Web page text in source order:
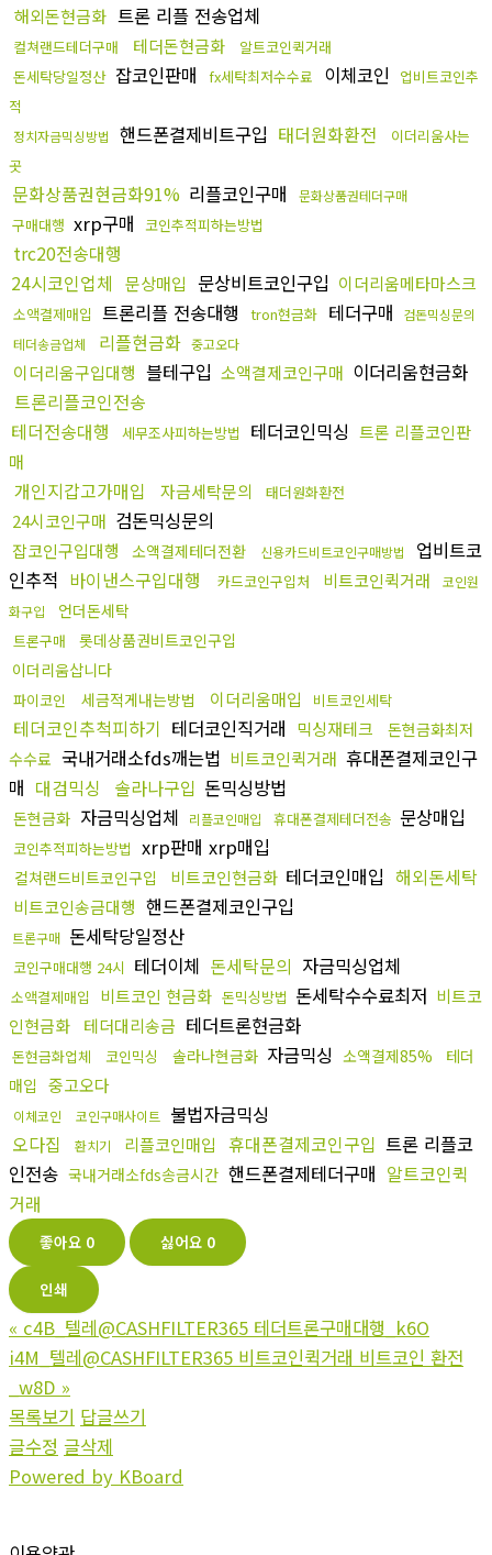
해외돈현금화 트론 리플 전송업체
컬쳐랜드테더구매 테더돈현금화
알트코인퀵거래
돈세탁당일정산 잡코인판매 fx세탁최저수수료 이체코인
업비트코인추
적
정치자금믹싱방법 핸드폰결제비트구입 태더원화환전
이더리움사는
곳
문화상품권현금화91% 리플코인구매 문화상품권테더구매
구매대행 xrp구매 코인추적피하는방법
trc20전송대행
24시코인업체
문상매입 문상비트코인구입 이더리움메타마스크
소액결제매입 트론리플 전송대행 tron현금화 테더구매
검돈믹싱문의
테더송금업체
리플현금화 중고오다
이더리움구입대행 블테구입 소액결제코인구매 이더리움현금화
트론리플코인전송
테더전송대행
세무조사피하는방법 테더코인믹싱 트론 리플코인판
매
개인지갑고가매입 자금세탁문의 태더원화환전
24시코인구매 검돈믹싱문의
잡코인구입대행 소액결제테더전환 신용카드비트코인구매방법
업비트코
인추적 바이낸스구입대행 카드코인구입처 비트코인퀵거래
코인원
화구입
언더돈세탁
트론구매
롯데상품권비트코인구입
이더리움삽니다
파이코인 세금적게내는방법 이더리움매입 비트코인세탁
테더코인추척피하기 테더코인직거래 믹싱재테크
돈현금화최저
수수료 국내거래소fds깨는법 비트코인퀵거래 휴대폰결제코인구
매 대검믹싱 솔라나구입 돈믹싱방법
돈현금화 자금믹싱업체 리플코인매입 휴대폰결제테더전송 문상매입
코인추적피하는방법 xrp판매 xrp매입
컬쳐랜드비트코인구입 비트코인현금화 테더코인매입 해외돈세탁
비트코인송금대행 핸드폰결제코인구입
트론구매 돈세탁당일정산
코인구매대행 24시 테더이체 돈세탁문의 자금믹싱업체
소액결제매입 비트코인 현금화 돈믹싱방법 돈세탁수수료최저 비트코
인현금화
테더대리송금 테더트론현금화
돈현금화업체 코인믹싱 솔라나현금화 자금믹싱 소액결제85%
테더
매입 중고오다
이체코인 코인구매사이트
불법자금믹싱
오다집
환치기 리플코인매입 휴대폰결제코인구입 트론 리플코
인전송 국내거래소fds송금시간 핸드폰결제테더구매 알트코인퀵
거래
좋아요 0 싫어요 0
인쇄
« c4B_텔레@CASHFILTER365 테더트론구매대행_k6O
i4M_텔레@CASHFILTER365 비트코인퀵거래 비트코인 환전
_w8D »
목록보기 답글쓰기
글수정 글삭제
Powered by KBoard